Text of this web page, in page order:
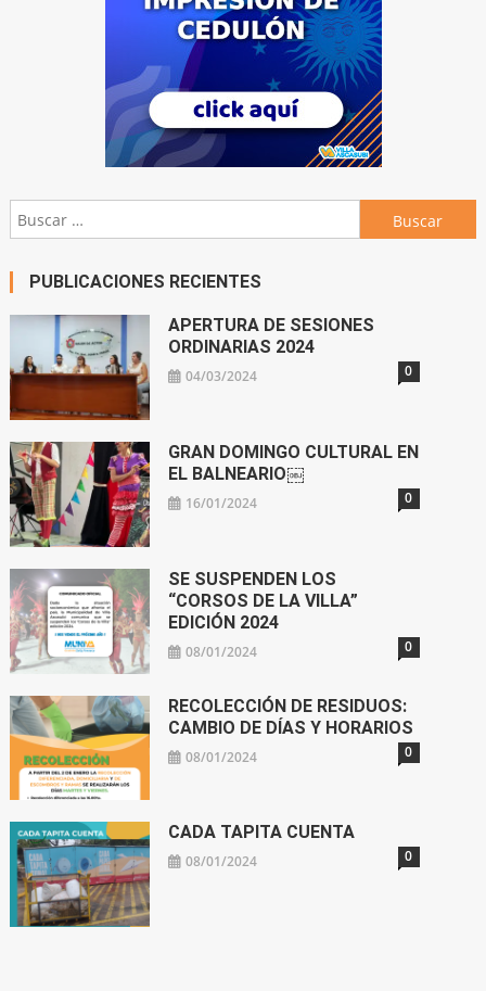
Buscar:
PUBLICACIONES RECIENTES
APERTURA DE SESIONES
ORDINARIAS 2024
04/03/2024 0
GRAN DOMINGO CULTURAL EN
EL BALNEARIO￼
16/01/2024 0
SE SUSPENDEN LOS
“CORSOS DE LA VILLA”
EDICIÓN 2024
08/01/2024 0
RECOLECCIÓN DE RESIDUOS:
CAMBIO DE DÍAS Y HORARIOS
08/01/2024 0
CADA TAPITA CUENTA
08/01/2024 0